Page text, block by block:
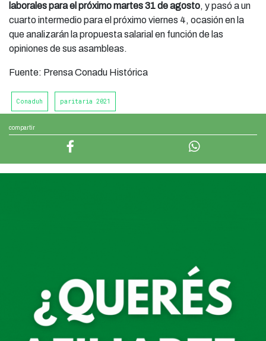
compartir
Conaduh paritaria 2021
laborales para el próximo martes 31 de agosto, y pasó a un
cuarto intermedio para el próximo viernes 4, ocasión en la
que analizarán la propuesta salarial en función de las
opiniones de sus asambleas.
Fuente: Prensa Conadu Histórica